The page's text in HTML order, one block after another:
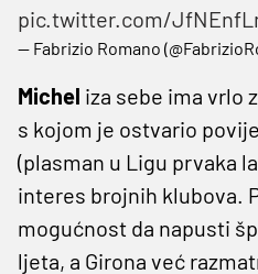
pic.twitter.com/
— Fabrizio Romano
Michel iza sebe ima vrlo
s kojom je ostvario
(plasman u Ligu prvaka
interes brojnih klubova.
mogućnost da napusti
ljeta, a Girona već